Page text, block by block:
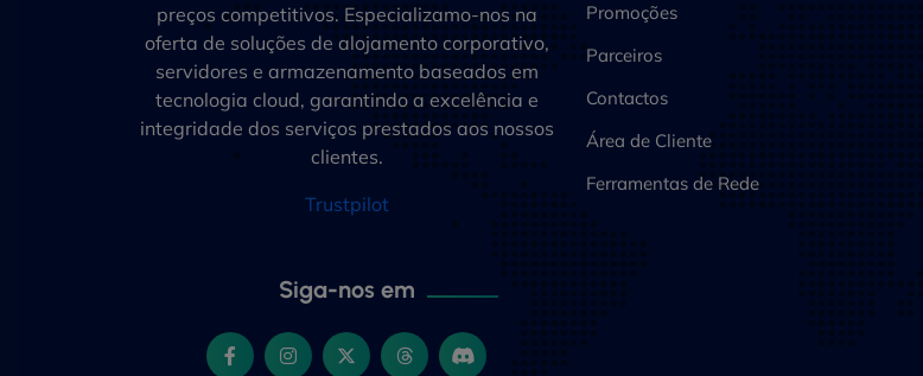
preços competitivos. Especializamo-nos na
oferta de soluções de alojamento corporativo,
servidores e armazenamento baseados em
tecnologia cloud, garantindo a excelência e
integridade dos serviços prestados aos nossos
clientes.
Trustpilot
Siga-nos em
FacebookInstagramTwitterThreadsDiscord
Promoções
Parceiros
Contactos
Área de Cliente
Ferramentas de Rede